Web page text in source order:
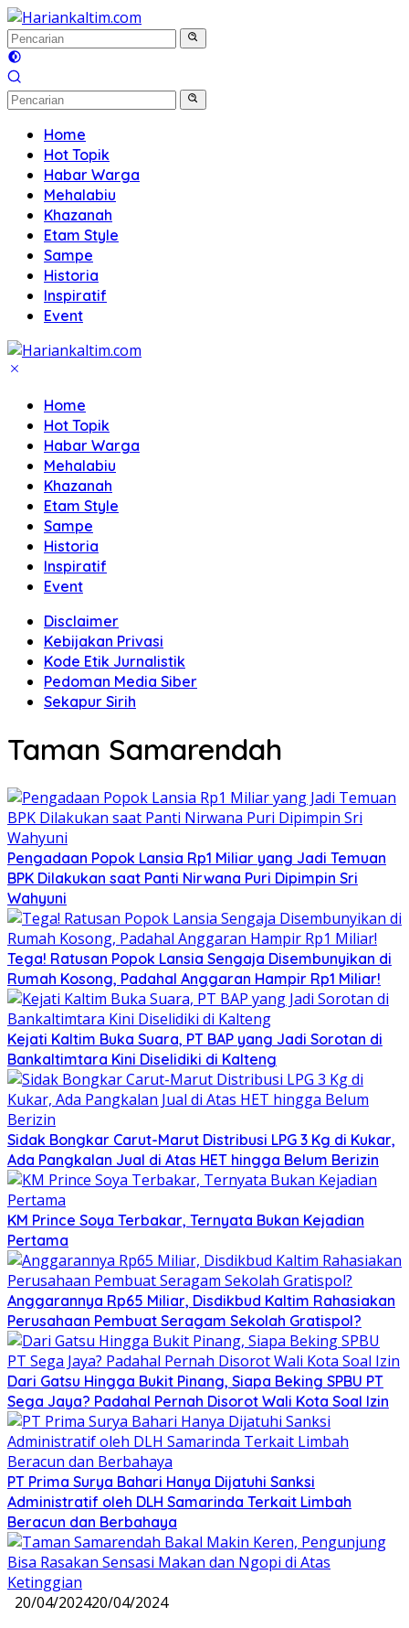
Langsung
ke
konten
Home
Hot Topik
Habar Warga
Mehalabiu
Khazanah
Etam Style
Sampe
Historia
Inspiratif
Event
Home
Hot Topik
Habar Warga
Mehalabiu
Khazanah
Etam Style
Sampe
Historia
Inspiratif
Event
Disclaimer
Kebijakan Privasi
Kode Etik Jurnalistik
Pedoman Media Siber
Sekapur Sirih
Taman Samarendah
Pengadaan Popok Lansia Rp1 Miliar yang Jadi Temuan
BPK Dilakukan saat Panti Nirwana Puri Dipimpin Sri
Wahyuni
Tega! Ratusan Popok Lansia Sengaja Disembunyikan di
Rumah Kosong, Padahal Anggaran Hampir Rp1 Miliar!
Kejati Kaltim Buka Suara, PT BAP yang Jadi Sorotan di
Bankaltimtara Kini Diselidiki di Kalteng
Sidak Bongkar Carut-Marut Distribusi LPG 3 Kg di Kukar,
Ada Pangkalan Jual di Atas HET hingga Belum Berizin
KM Prince Soya Terbakar, Ternyata Bukan Kejadian
Pertama
Anggarannya Rp65 Miliar, Disdikbud Kaltim Rahasiakan
Perusahaan Pembuat Seragam Sekolah Gratispol?
Dari Gatsu Hingga Bukit Pinang, Siapa Beking SPBU PT
Sega Jaya? Padahal Pernah Disorot Wali Kota Soal Izin
PT Prima Surya Bahari Hanya Dijatuhi Sanksi
Administratif oleh DLH Samarinda Terkait Limbah
Beracun dan Berbahaya
20/04/202420/04/2024